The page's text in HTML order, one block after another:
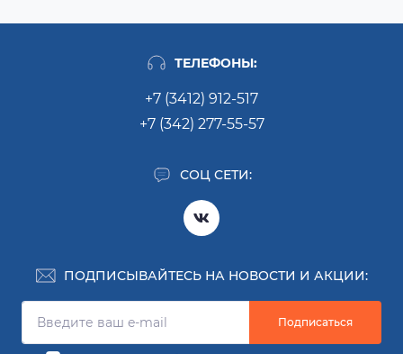
ТЕЛЕФОНЫ:
+7 (3412) 912-517
+7 (342) 277-55-57
СОЦ СЕТИ:
ПОДПИСЫВАЙТЕСЬ НА НОВОСТИ И АКЦИИ:
Подписаться